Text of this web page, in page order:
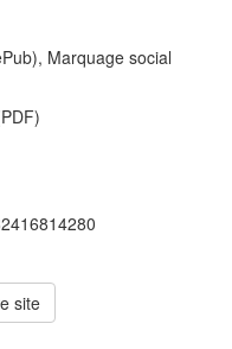
Marquage social
site